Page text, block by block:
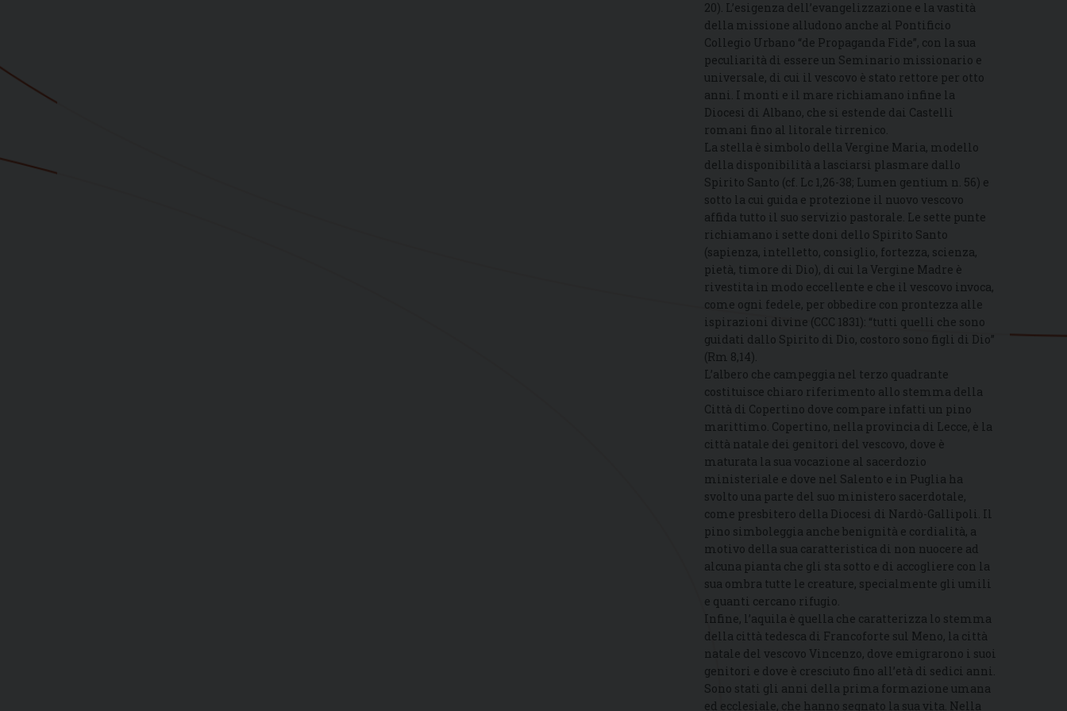
20). L’esigenza dell’evangelizzazione e la vastità
della missione alludono anche al Pontificio
Collegio Urbano “de Propaganda Fide”, con la sua
peculiarità di essere un Seminario missionario e
universale, di cui il vescovo è stato rettore per otto
anni. I monti e il mare richiamano infine la
Diocesi di Albano, che si estende dai Castelli
romani fino al litorale tirrenico.
La stella è simbolo della Vergine Maria, modello
della disponibilità a lasciarsi plasmare dallo
Spirito Santo (cf. Lc 1,26-38; Lumen gentium n. 56) e
sotto la cui guida e protezione il nuovo vescovo
affida tutto il suo servizio pastorale. Le sette punte
richiamano i sette doni dello Spirito Santo
(sapienza, intelletto, consiglio, fortezza, scienza,
pietà, timore di Dio), di cui la Vergine Madre è
rivestita in modo eccellente e che il vescovo invoca,
come ogni fedele, per obbedire con prontezza alle
ispirazioni divine (CCC 1831): “tutti quelli che sono
guidati dallo Spirito di Dio, costoro sono figli di Dio”
(Rm 8,14).
L’albero che campeggia nel terzo quadrante
costituisce chiaro riferimento allo stemma della
Città di Copertino dove compare infatti un pino
marittimo. Copertino, nella provincia di Lecce, è la
città natale dei genitori del vescovo, dove è
maturata la sua vocazione al sacerdozio
ministeriale e dove nel Salento e in Puglia ha
svolto una parte del suo ministero sacerdotale,
come presbitero della Diocesi di Nardò-Gallipoli. Il
pino simboleggia anche benignità e cordialità, a
motivo della sua caratteristica di non nuocere ad
alcuna pianta che gli sta sotto e di accogliere con la
sua ombra tutte le creature, specialmente gli umili
e quanti cercano rifugio.
Infine, l’aquila è quella che caratterizza lo stemma
della città tedesca di Francoforte sul Meno, la città
natale del vescovo Vincenzo, dove emigrarono i suoi
genitori e dove è cresciuto fino all’età di sedici anni.
Sono stati gli anni della prima formazione umana
ed ecclesiale, che hanno segnato la sua vita. Nella